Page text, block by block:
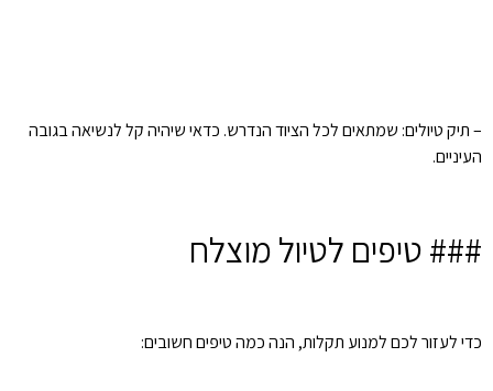
– תיק טיולים: שמתאים לכל הציוד הנדרש. כדאי שיהיה קל לנשיאה בגובה
העיניים.
### טיפים לטיול מוצלח
כדי לעזור לכם למנוע תקלות, הנה כמה טיפים חשובים: